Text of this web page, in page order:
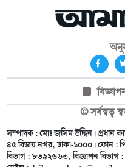
© সর্বস্বত্ব
সম্পাদক : মোঃ জসিম উদ্দিন। প্রধান
৪৫ বিজয় নগর, ঢাকা-১০০০। ফোন :
বিভাগ : ৮৩৯২৬৬৩, বিজ্ঞাপন